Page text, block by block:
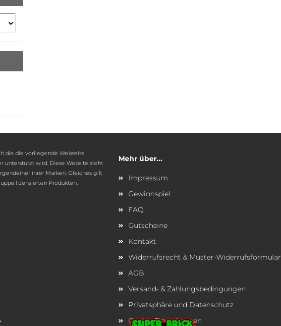
die die vorliegende Webseite
unterstützt wird. Diese Website steht
ihrer Marken. Gleiches gilt
lizensierten Produkten.
Mehr über...
Impressum
Gewinnspiel
FAQ
Gutscheine
Kontakt
Widerrufsrecht & Muster-Widerrufsformular
AGB
Versand- & Zahlungsbedingungen
Privatsphäre und Datenschutz
Cookie Einstellungen